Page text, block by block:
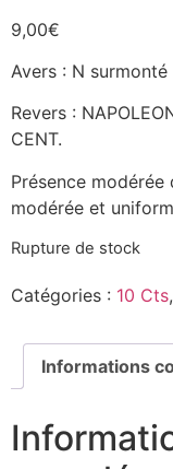
9,00€
Avers : N surmonté
Revers :
CENT.
Présence modérée
modérée et
Rupture de stock
Catégories : 10 Cts,
Informations